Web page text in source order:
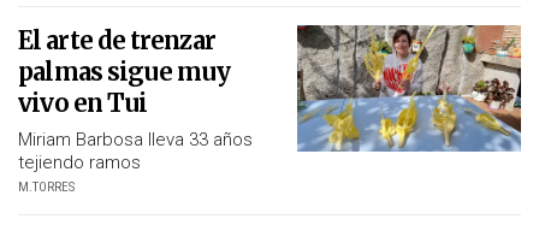
El arte de trenzar
palmas sigue muy
vivo en Tui
Miriam Barbosa lleva 33 años
tejiendo ramos
M.TORRES